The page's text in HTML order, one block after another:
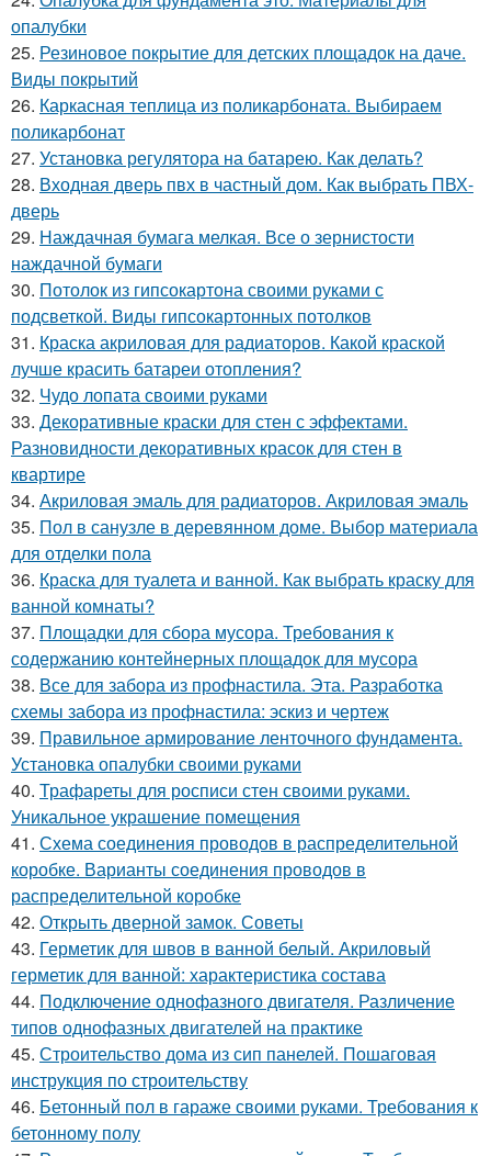
опалубки
25. Резиновое покрытие для детских площадок на даче.
Виды покрытий
26. Каркасная теплица из поликарбоната. Выбираем
поликарбонат
27. Установка регулятора на батарею. Как делать?
28. Входная дверь пвх в частный дом. Как выбрать ПВХ-
дверь
29. Наждачная бумага мелкая. Все о зернистости
наждачной бумаги
30. Потолок из гипсокартона своими руками с
подсветкой. Виды гипсокартонных потолков
31. Краска акриловая для радиаторов. Какой краской
лучше красить батареи отопления?
32. Чудо лопата своими руками
33. Декоративные краски для стен с эффектами.
Разновидности декоративных красок для стен в
квартире
34. Акриловая эмаль для радиаторов. Акриловая эмаль
35. Пол в санузле в деревянном доме. Выбор материала
для отделки пола
36. Краска для туалета и ванной. Как выбрать краску для
ванной комнаты?
37. Площадки для сбора мусора. Требования к
содержанию контейнерных площадок для мусора
38. Все для забора из профнастила. Эта. Разработка
схемы забора из профнастила: эскиз и чертеж
39. Правильное армирование ленточного фундамента.
Установка опалубки своими руками
40. Трафареты для росписи стен своими руками.
Уникальное украшение помещения
41. Схема соединения проводов в распределительной
коробке. Варианты соединения проводов в
распределительной коробке
42. Открыть дверной замок. Советы
43. Герметик для швов в ванной белый. Акриловый
герметик для ванной: характеристика состава
44. Подключение однофазного двигателя. Различение
типов однофазных двигателей на практике
45. Строительство дома из сип панелей. Пошаговая
инструкция по строительству
46. Бетонный пол в гараже своими руками. Требования к
бетонному полу